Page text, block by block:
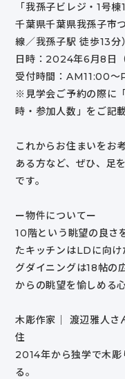
「我孫子ビレジ・1号
千葉県千葉県我孫子市
線／我孫子駅 徒歩13分）
日時：2024年6月8日
受付時間：AM11:00
※見学会ご予約の際に
時・参加人数」をご記
これからお住まいをお
ある方など、ぜひ、足
です。
ー物件についてー
10階という眺望の良さ
たキッチンはLDに向
グダイニングは18帖の
からの眺望を愉しめる
木彫作家｜ 渡辺雅人
住
2014年から独学で木彫
る。